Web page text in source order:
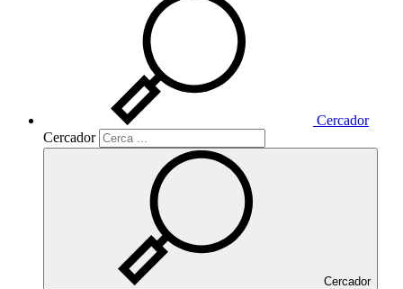
Cercador
Cercador
Cercador